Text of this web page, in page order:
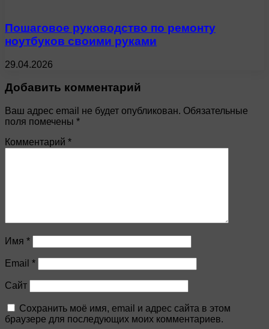
Пошаговое руководство по ремонту
ноутбуков своими руками
29.04.2026
Добавить комментарий
Ваш адрес email не будет опубликован. Обязательные
поля помечены *
Комментарий *
Имя *
Email *
Сайт
Сохранить моё имя, email и адрес сайта в этом
браузере для последующих моих комментариев.